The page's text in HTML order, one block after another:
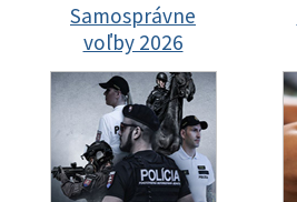
Samosprávne
voľby 2026